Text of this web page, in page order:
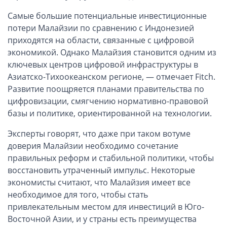
VAT номер (НДС)
Проверка названий Английских компаний
Регистрация торговой марки в UK и в Европе
Дополнительные услуги
Правовые услуги
Информация, статьи
Способы оплаты
Вопросы и ответы
Автоматический обмен информацией
Самые большие потенциальные инвестиционные
потери Малайзии по сравнению с Индонезией
приходятся на области, связанные с цифровой
экономикой. Однако Малайзия становится одним из
ключевых центров цифровой инфраструктуры в
Азиатско-Тихоокеанском регионе, — отмечает Fitch.
Развитие поощряется планами правительства по
цифровизации, смягчению нормативно-правовой
базы и политике, ориентированной на технологии.
Эксперты говорят, что даже при таком вотуме
доверия Малайзии необходимо сочетание
правильных реформ и стабильной политики, чтобы
восстановить утраченный импульс. Некоторые
экономисты считают, что Малайзия имеет все
необходимое для того, чтобы стать
привлекательным местом для инвестиций в Юго-
Восточной Азии, и у страны есть преимущества